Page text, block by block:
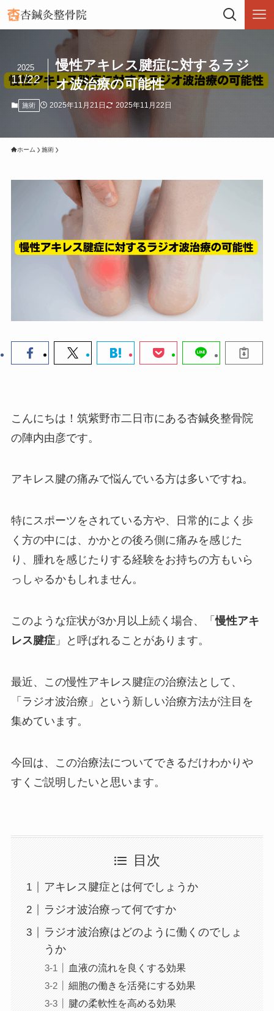
慢性アキレス腱症に対するラジ
オ波治療の可能性
2025
11/22
施術 2025年11月21日 2025年11月22日
ホーム 施術
こんにちは！筑紫野市二日市にある杏鍼灸整骨院
の陣内由彦です。
アキレス腱の痛みで悩んでいる方は多いですね。
特にスポーツをされている方や、日常的によく歩
く方の中には、かかとの後ろ側に痛みを感じた
り、腫れを感じたりする経験をお持ちの方もいら
っしゃるかもしれません。
このような症状が3か月以上続く場合、「慢性アキ
レス腱症」と呼ばれることがあります。
最近、この慢性アキレス腱症の治療法として、
「ラジオ波治療」という新しい治療方法が注目を
集めています。
今回は、この治療法についてできるだけわかりや
すくご説明したいと思います。
目次
アキレス腱症とは何でしょうか
ラジオ波治療って何ですか
ラジオ波治療はどのように働くのでしょ
うか
血液の流れを良くする効果
細胞の働きを活発にする効果
腱の柔軟性を高める効果